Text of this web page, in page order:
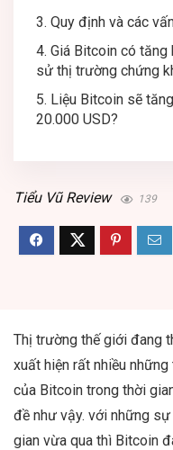
3. Quy định và các
4. Giá Bitcoin có tăng
sử thị trường chứng
5. Liệu Bitcoin sẽ
20.000 USD?
Tiểu Vũ Review 139
Thị trường thế giới đang
xuất hiện rất nhiều
của Bitcoin trong thời
đề như vậy. với những
gian vừa qua thì Bitcoin